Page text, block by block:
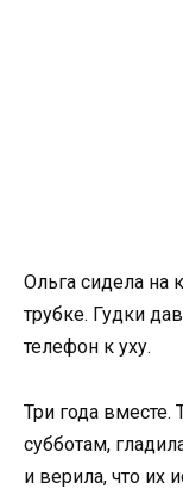
Ольга сидела на
трубке. Гудки
телефон к уху.
Три года вместе.
субботам,
и верила, что их